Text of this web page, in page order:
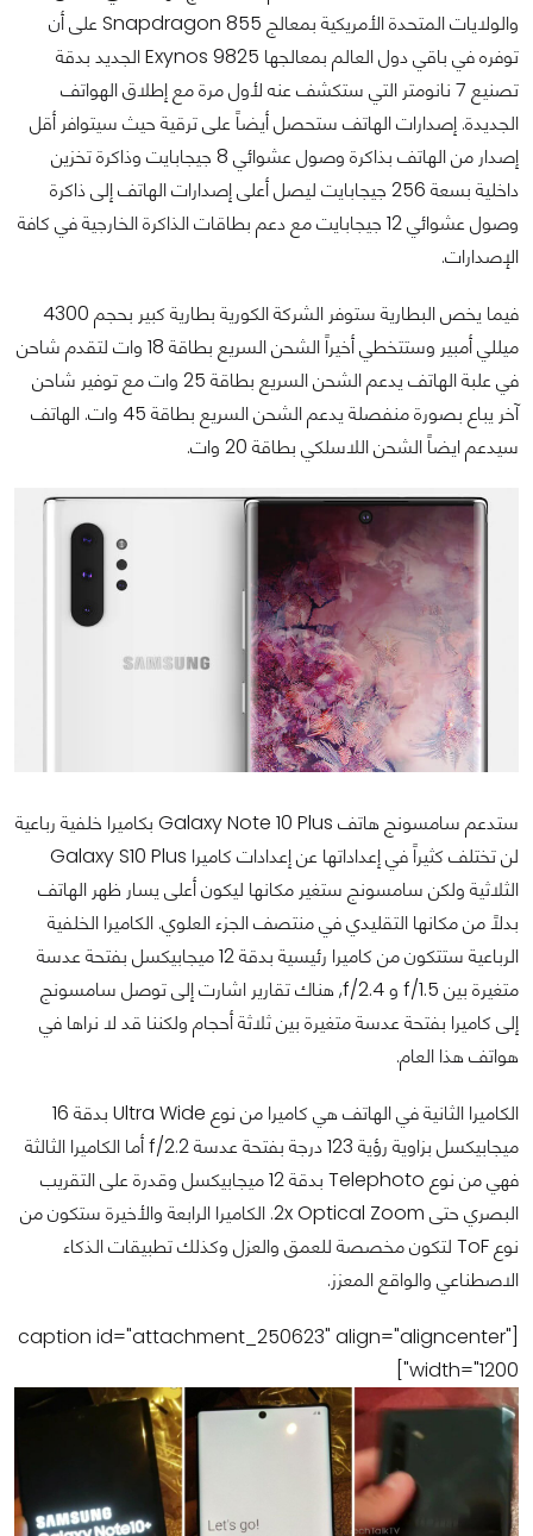
والولايات المتحدة الأمريكية بمعالج Snapdragon 855 على أن
توفره في باقي دول العالم بمعالجها Exynos 9825 الجديد بدقة
تصنيع 7 نانومتر التي ستكشف عنه لأول مرة مع إطلاق الهواتف
الجديدة. إصدارات الهاتف ستحصل أيضاً على ترقية حيث سيتوافر أقل
إصدار من الهاتف بذاكرة وصول عشوائي 8 جيجابايت وذاكرة تخزين
داخلية بسعة 256 جيجابايت ليصل أعلى إصدارات الهاتف إلى ذاكرة
وصول عشوائي 12 جيجابايت مع دعم بطاقات الذاكرة الخارجية في كافة
الإصدارات.
فيما يخص البطارية ستوفر الشركة الكورية بطارية كبير بحجم 4300
ميللي أمبير وستتخطي أخيراً الشحن السريع بطاقة 18 وات لتقدم شاحن
في علبة الهاتف يدعم الشحن السريع بطاقة 25 وات مع توفير شاحن
آخر يباع بصورة منفصلة يدعم الشحن السريع بطاقة 45 وات. الهاتف
سيدعم ايضاً الشحن اللاسلكي بطاقة 20 وات.
ستدعم سامسونج هاتف Galaxy Note 10 Plus بكاميرا خلفية رباعية
لن تختلف كثيراً في إعداداتها عن إعدادات كاميرا Galaxy S10 Plus
الثلاثية ولكن سامسونج ستغير مكانها ليكون أعلى يسار ظهر الهاتف
بدلاً من مكانها التقليدي في منتصف الجزء العلوي. الكاميرا الخلفية
الرباعية ستتكون من كاميرا رئيسية بدقة 12 ميجابيكسل بفتحة عدسة
متغيرة بين f/1.5 و f/2.4, هناك تقارير اشارت إلى توصل سامسونج
إلى كاميرا بفتحة عدسة متغيرة بين ثلاثة أحجام ولكننا قد لا نراها في
هواتف هذا العام.
الكاميرا الثانية في الهاتف هي كاميرا من نوع Ultra Wide بدقة 16
ميجابيكسل بزاوية رؤية 123 درجة بفتحة عدسة f/2.2 أما الكاميرا الثالثة
فهي من نوع Telephoto بدقة 12 ميجابيكسل وقدرة على التقريب
البصري حتى 2x Optical Zoom. الكاميرا الرابعة والأخيرة ستكون من
نوع ToF لتكون مخصصة للعمق والعزل وكذلك تطبيقات الذكاء
الاصطناعي والواقع المعزز.
[caption id="attachment_250623" align="aligncenter"
width="1200"]